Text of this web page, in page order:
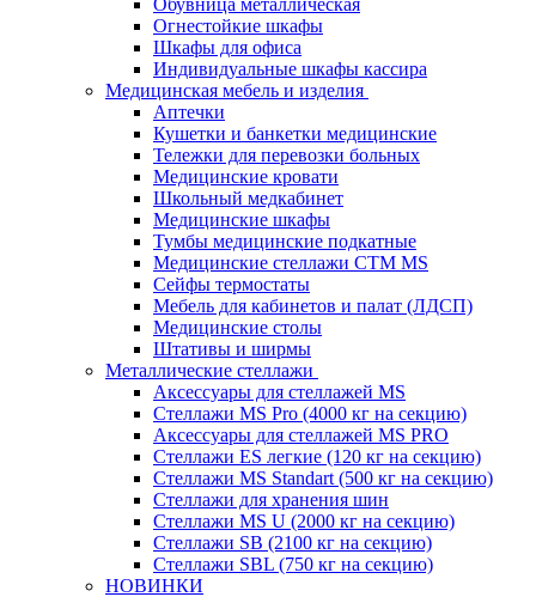
Огнестойкие шкафы
Шкафы для офиса
Индивидуальные шкафы кассира
Медицинская мебель и изделия
Аптечки
Кушетки и банкетки медицинские
Тележки для перевозки больных
Медицинские кровати
Школьный медкабинет
Медицинские шкафы
Тумбы медицинские подкатные
Медицинские стеллажи CTM MS
Сейфы термостаты
Мебель для кабинетов и палат (ЛДСП)
Медицинские столы
Штативы и ширмы
Металлические стеллажи
Аксессуары для стеллажей MS
Стеллажи MS Pro (4000 кг на секцию)
Аксессуары для стеллажей MS PRO
Стеллажи ES легкие (120 кг на секцию)
Стеллажи MS Standart (500 кг на секцию)
Стеллажи для хранения шин
Стеллажи MS U (2000 кг на секцию)
Стеллажи SB (2100 кг на секцию)
Стеллажи SBL (750 кг на секцию)
НОВИНКИ